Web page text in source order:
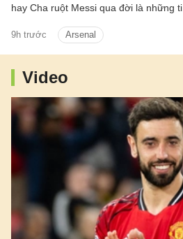
9h trước Arsenal
hay Cha ruột Messi qua đời là những tin
Video